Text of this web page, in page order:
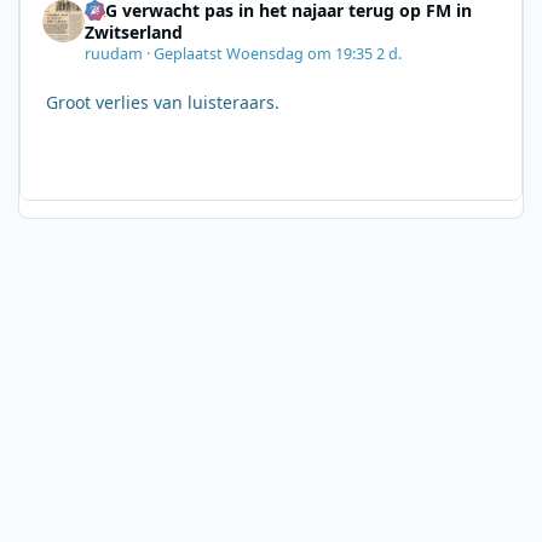
SRG verwacht pas in het najaar terug op FM in
Zwitserland
ruudam ·GeplaatstWoensdag om 19:352 d.
Groot verlies van luisteraars.